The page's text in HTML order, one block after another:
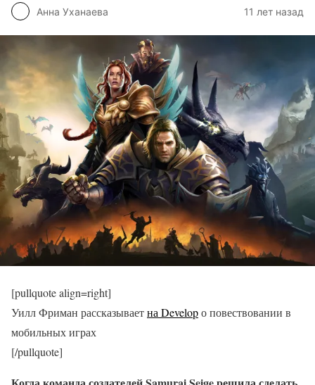
Анна Уханаева 11 лет назад
[pullquote align=right]
Уилл Фриман рассказываетна Developо повествовании в
мобильных играх
[/pullquote]